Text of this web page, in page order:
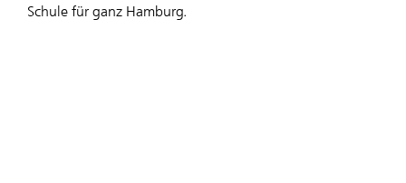
Schule für ganz Hamburg.